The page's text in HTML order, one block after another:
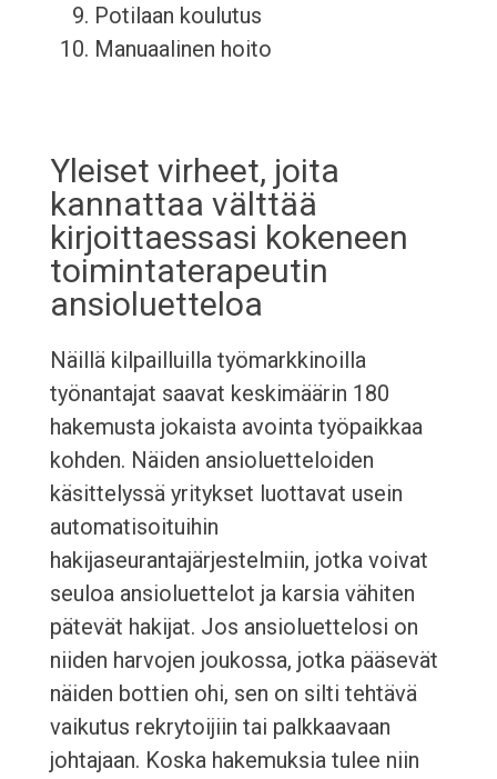
Potilaan koulutus
Manuaalinen hoito
Yleiset virheet, joita
kannattaa välttää
kirjoittaessasi kokeneen
toimintaterapeutin
ansioluetteloa
Näillä kilpailluilla työmarkkinoilla
työnantajat saavat keskimäärin 180
hakemusta jokaista avointa työpaikkaa
kohden. Näiden ansioluetteloiden
käsittelyssä yritykset luottavat usein
automatisoituihin
hakijaseurantajärjestelmiin, jotka voivat
seuloa ansioluettelot ja karsia vähiten
pätevät hakijat. Jos ansioluettelosi on
niiden harvojen joukossa, jotka pääsevät
näiden bottien ohi, sen on silti tehtävä
vaikutus rekrytoijiin tai palkkaavaan
johtajaan. Koska hakemuksia tulee niin